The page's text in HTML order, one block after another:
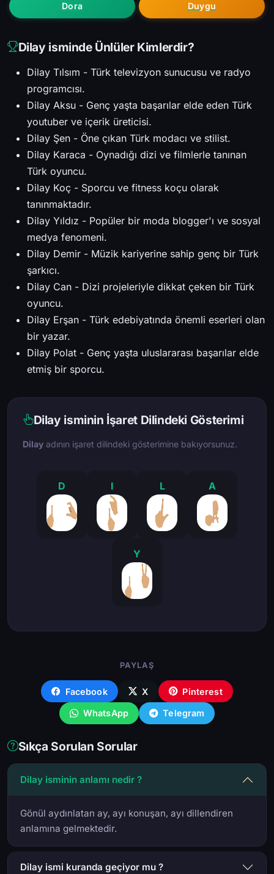
Dora Duygu
Dilay isminde Ünlüler Kimlerdir?
Dilay Tılsım - Türk televizyon sunucusu ve radyo
programcısı.
Dilay Aksu - Genç yaşta başarılar elde eden Türk
youtuber ve içerik üreticisi.
Dilay Şen - Öne çıkan Türk modacı ve stilist.
Dilay Karaca - Oynadığı dizi ve filmlerle tanınan
Türk oyuncu.
Dilay Koç - Sporcu ve fitness koçu olarak
tanınmaktadır.
Dilay Yıldız - Popüler bir moda blogger'ı ve sosyal
medya fenomeni.
Dilay Demir - Müzik kariyerine sahip genç bir Türk
şarkıcı.
Dilay Can - Dizi projeleriyle dikkat çeken bir Türk
oyuncu.
Dilay Erşan - Türk edebiyatında önemli eserleri olan
bir yazar.
Dilay Polat - Genç yaşta uluslararası başarılar elde
etmiş bir sporcu.
Dilay isminin İşaret Dilindeki Gösterimi
Dilay adının işaret dilindeki gösterimine bakıyorsunuz.
D I L A
Y
PAYLAŞ
Facebook X Pinterest
WhatsApp Telegram
Sıkça Sorulan Sorular
Dilay isminin anlamı nedir ?
Gönül aydınlatan ay, ayı konuşan, ayı dillendiren
anlamına gelmektedir.
Dilay ismi kuranda geçiyor mu ?